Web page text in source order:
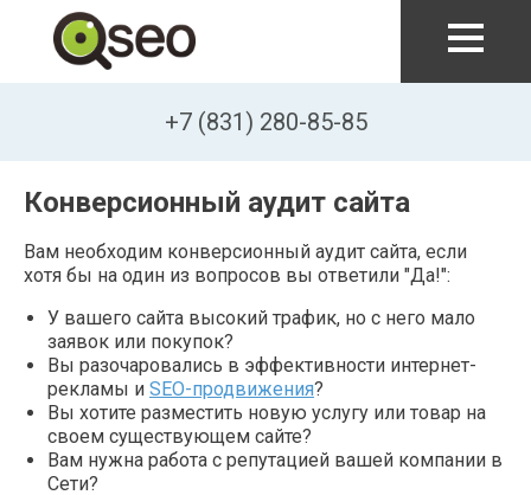
Перейти к основному содержанию
+7 (831) 280-85-85
Конверсионный аудит сайта
Вам необходим конверсионный аудит сайта, если
хотя бы на один из вопросов вы ответили "Да!":
У вашего сайта высокий трафик, но с него мало
заявок или покупок?
Вы разочаровались в эффективности интернет-
рекламы и SEO-продвижения?
Вы хотите разместить новую услугу или товар на
своем существующем сайте?
Вам нужна работа с репутацией вашей компании в
Сети?